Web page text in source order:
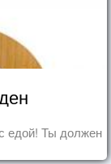
едой! Ты должен